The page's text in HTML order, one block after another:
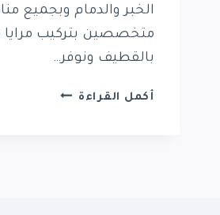
الخبر والدمام وبجميع
متخصصين بتركيب مرايا
بالقطيف ونوفر…
أكمل القراءة تفصيل